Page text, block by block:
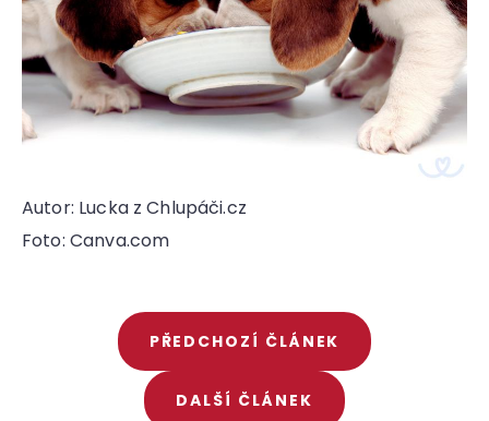
Autor: Lucka z Chlupáči.cz
Foto: Canva.com
PŘEDCHOZÍ ČLÁNEK
DALŠÍ ČLÁNEK